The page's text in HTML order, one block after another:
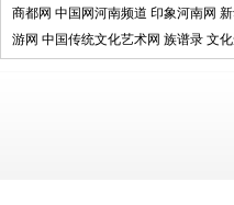
商都网 中国网河南频道 印象河南网
游网 中国传统文化艺术网 族谱录 文